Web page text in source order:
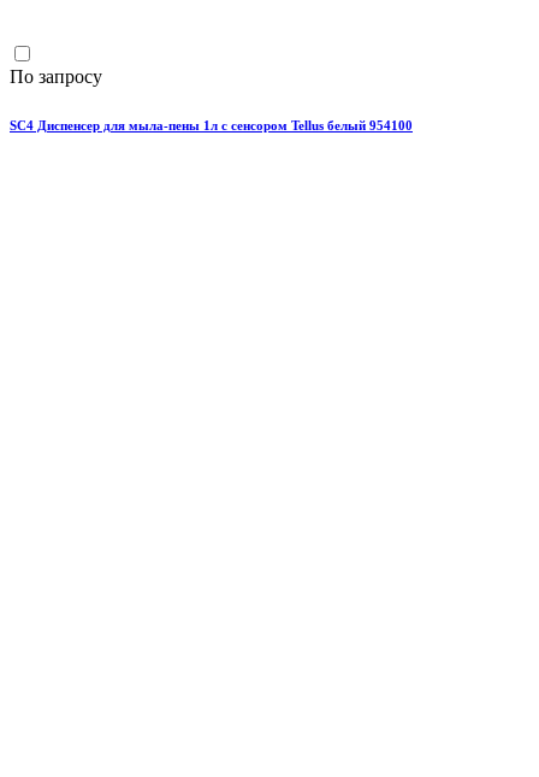
По запросу
SС4 Диспенсер для мыла-пены 1л с сенсором Tellus белый 954100